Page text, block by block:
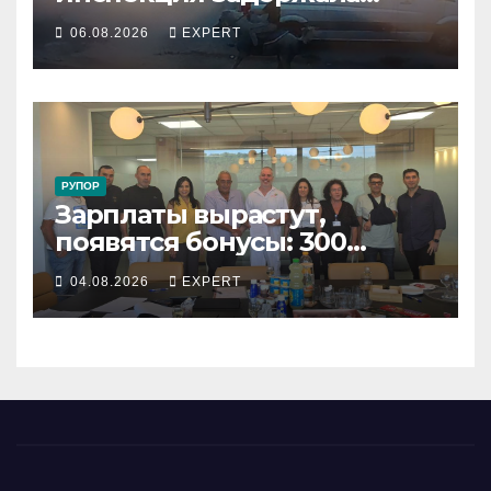
подростка, устроившего
опасную скачку на лошади
по улицам города
06.08.2026 EXPERT
РУПОР
Зарплаты вырастут,
появятся бонусы: 300
сотрудников «Штраус»
получили новый
коллективный договор
04.08.2026 EXPERT